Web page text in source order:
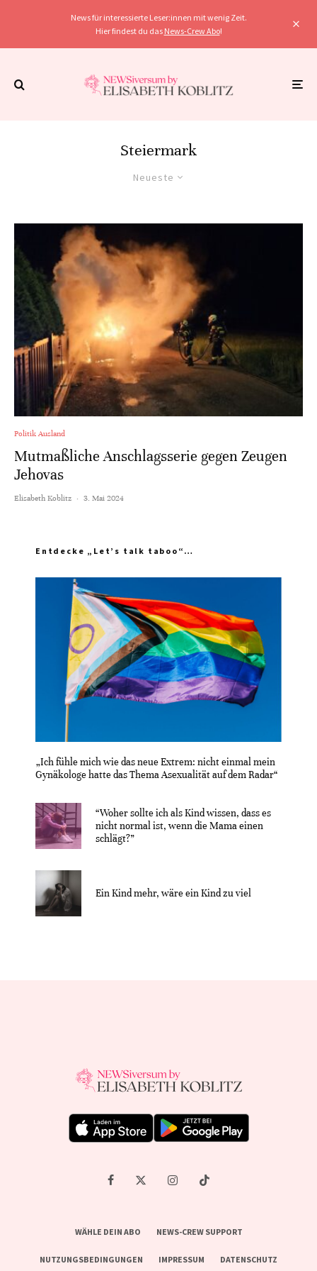
News für interessierte Leser:innen mit wenig Zeit.
Hier findest du das News-Crew Abo!
Steiermark
Neueste
Politik Ausland
Mutmaßliche Anschlagsserie gegen Zeugen
Jehovas
Elisabeth Koblitz · 3. Mai 2024
Entdecke „Let’s talk taboo“…
„Ich fühle mich wie das neue Extrem: nicht einmal mein
Gynäkologe hatte das Thema Asexualität auf dem Radar“
“Woher sollte ich als Kind wissen, dass es
nicht normal ist, wenn die Mama einen
schlägt?”
Ein Kind mehr, wäre ein Kind zu viel
WÄHLE DEIN ABO NEWS-CREW SUPPORT
NUTZUNGSBEDINGUNGEN IMPRESSUM DATENSCHUTZ